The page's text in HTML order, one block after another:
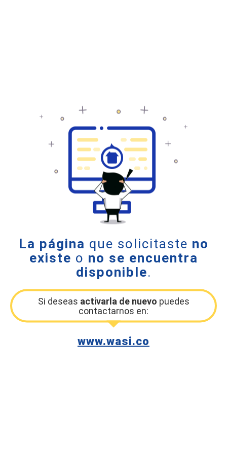
La página que solicitaste no
existe o no se encuentra
disponible.
Si deseas activarla de nuevo puedes
contactarnos en:
www.wasi.co